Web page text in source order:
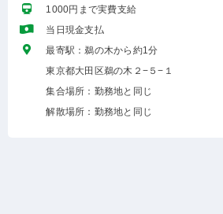
1000円まで実費支給
当日現金支払
最寄駅：鵜の木から約1分
東京都大田区鵜の木２−５−１
集合場所：勤務地と同じ
解散場所：勤務地と同じ